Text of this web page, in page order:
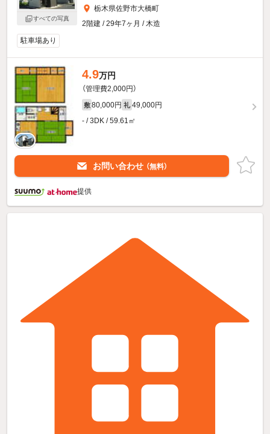
すべての写真
栃木県佐野市大橋町
2階建 / 29年7ヶ月 / 木造
駐車場あり
4.9万円
（管理費2,000円）
敷 80,000円 礼 49,000円
- / 3DK / 59.61㎡
お問い合わせ （無料）
提供